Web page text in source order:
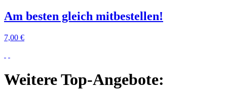
Am besten gleich mitbestellen!
7,00 €
Weitere Top-Angebote: